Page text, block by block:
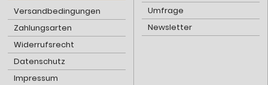
Versandbedingungen
Zahlungsarten
Widerrufsrecht
Datenschutz
Impressum
Umfrage
Newsletter